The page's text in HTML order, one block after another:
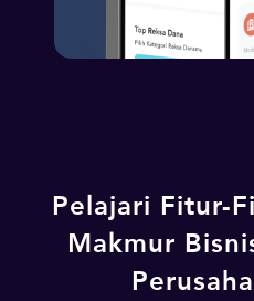
Pelajari Fitur-
Makmur